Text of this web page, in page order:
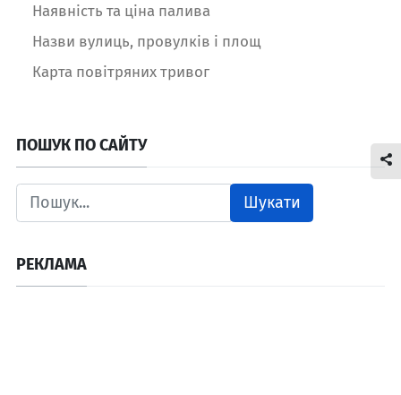
Наявність та ціна палива
Назви вулиць, провулків і площ
Карта повітряних тривог
ПОШУК ПО САЙТУ
Шукати
РЕКЛАМА